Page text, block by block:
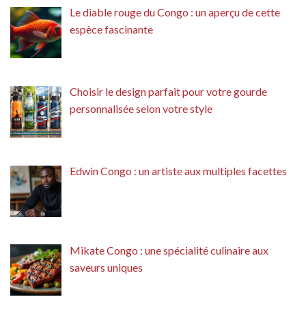
Le diable rouge du Congo : un aperçu de cette
espèce fascinante
Choisir le design parfait pour votre gourde
personnalisée selon votre style
Edwin Congo : un artiste aux multiples facettes
Mikate Congo : une spécialité culinaire aux
saveurs uniques